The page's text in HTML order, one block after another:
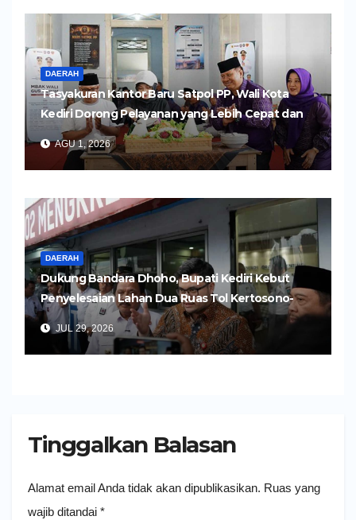
DAERAH
Tasyakuran Kantor Baru Satpol PP, Wali Kota
Kediri Dorong Pelayanan yang Lebih Cepat dan
Humanis
AGU 1, 2026
DAERAH
Dukung Bandara Dhoho, Bupati Kediri Kebut
Penyelesaian Lahan Dua Ruas Tol Kertosono-
Kediri
JUL 29, 2026
Tinggalkan Balasan
Alamat email Anda tidak akan dipublikasikan. Ruas yang
wajib ditandai *